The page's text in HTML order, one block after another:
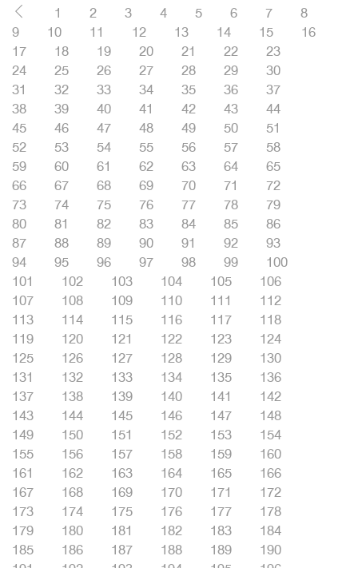
1 2 3 4 5 6 7
8
9
10 11 12 13 14 15
16
17
18 19 20 21 22
23
24
25 26 27 28 29
30
31
32 33 34 35 36
37
38
39 40 41 42 43
44
45
46 47 48 49 50
51
52
53 54 55 56 57
58
59
60 61 62 63 64
65
66
67 68 69 70 71
72
73
74 75 76 77 78
79
80
81 82 83 84 85
86
87
88 89 90 91 92
93
94
95 96 97 98 99
100
101
102 103 104 105
106
107
108 109 110 111
112
113
114 115 116 117
118
119
120 121 122 123
124
125
126 127 128 129
130
131
132 133 134 135
136
137
138 139 140 141
142
143
144 145 146 147
148
149
150 151 152 153
154
155
156 157 158 159
160
161
162 163 164 165
166
167
168 169 170 171
172
173
174 175 176 177
178
179
180 181 182 183
184
185
186 187 188 189
190